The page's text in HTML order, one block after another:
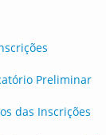
Preliminar
das Inscrições